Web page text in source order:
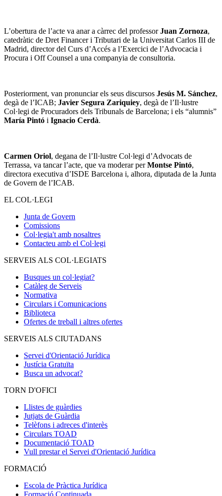
L’obertura de l’acte va anar a càrrec del professorJuan Zornoza,
catedràtic de Dret Financer i Tributari de la Universitat Carlos III de
Madrid, director del Curs d’Accés a l’Exercici de l’Advocacia i
Procura i Off Counsel a una companyia de consultoria.
Posteriorment, van pronunciar els seus discursos Jesús M. Sánchez,
degà de l’ICAB; Javier Segura Zariquiey, degà de l’Il·lustre
Col·legi de Procuradors dels Tribunals de Barcelona; i els “alumnis”
María Pintó i Ignacio Cerdà.
Carmen Oriol, degana de l’Il·lustre Col·legi d’Advocats de
Terrassa, va tancar l’acte, que va moderar perMontse Pintó,
directora executiva d’ISDE Barcelona i, alhora, diputada de la Junta
de Govern de l’ICAB.
EL COL·LEGI
Junta de Govern
Comissions
Col·legia't amb nosaltres
Contacteu amb el Col·legi
SERVEIS ALS COL·LEGIATS
Busques un col·legiat?
Catàleg de Serveis
Normativa
Circulars i Comunicacions
Biblioteca
Ofertes de treball i altres ofertes
SERVEIS ALS CIUTADANS
Servei d'Orientació Jurídica
Justícia Gratuïta
Busca un advocat?
TORN D'OFICI
Llistes de guàrdies
Jutjats de Guàrdia
Telèfons i adreces d'interès
Circulars TOAD
Documentació TOAD
Vull prestar el Servei d'Orientació Jurídica
FORMACIÓ
Escola de Pràctica Jurídica
Formació Continuada